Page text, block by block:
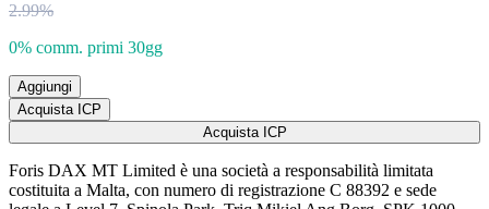
2.99%
0% comm. primi 30gg
Aggiungi
Acquista ICP
Acquista ICP
Foris DAX MT Limited è una società a responsabilità limitata
costituita a Malta, con numero di registrazione C 88392 e sede